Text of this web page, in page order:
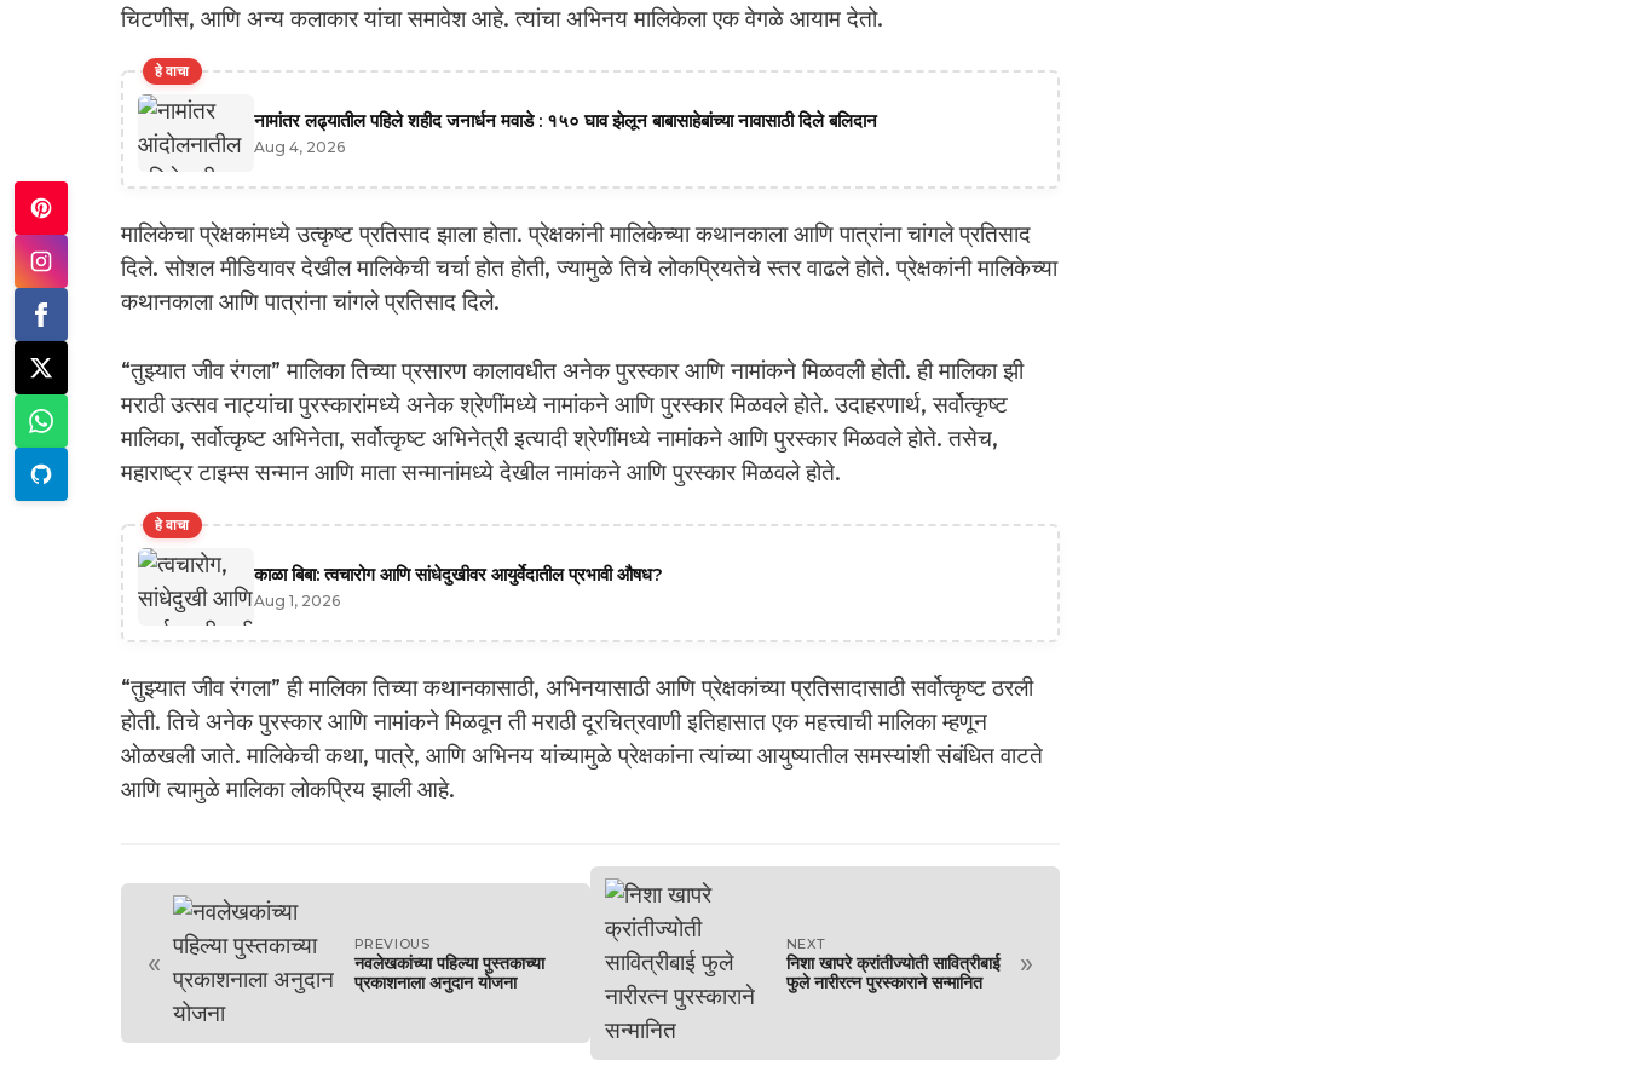
चिटणीस, आणि अन्य कलाकार यांचा समावेश आहे. त्यांचा अभिनय मालिकेला एक वेगळे आयाम देतो.
हे वाचा
नामांतर लढ्यातील पहिले शहीद जनार्धन मवाडे : १५० घाव झेलून बाबासाहेबांच्या नावासाठी दिले बलिदान
Aug 4, 2026
मालिकेचा प्रेक्षकांमध्ये उत्कृष्ट प्रतिसाद झाला होता. प्रेक्षकांनी मालिकेच्या कथानकाला आणि पात्रांना चांगले प्रतिसाद
दिले. सोशल मीडियावर देखील मालिकेची चर्चा होत होती, ज्यामुळे तिचे लोकप्रियतेचे स्तर वाढले होते. प्रेक्षकांनी मालिकेच्या
कथानकाला आणि पात्रांना चांगले प्रतिसाद दिले.
“तुझ्यात जीव रंगला” मालिका तिच्या प्रसारण कालावधीत अनेक पुरस्कार आणि नामांकने मिळवली होती. ही मालिका झी
मराठी उत्सव नाट्यांचा पुरस्कारांमध्ये अनेक श्रेणींमध्ये नामांकने आणि पुरस्कार मिळवले होते. उदाहरणार्थ, सर्वोत्कृष्ट
मालिका, सर्वोत्कृष्ट अभिनेता, सर्वोत्कृष्ट अभिनेत्री इत्यादी श्रेणींमध्ये नामांकने आणि पुरस्कार मिळवले होते. तसेच,
महाराष्ट्र टाइम्स सन्मान आणि माता सन्मानांमध्ये देखील नामांकने आणि पुरस्कार मिळवले होते.
हे वाचा
काळा बिबा: त्वचारोग आणि सांधेदुखीवर आयुर्वेदातील प्रभावी औषध?
Aug 1, 2026
“तुझ्यात जीव रंगला” ही मालिका तिच्या कथानकासाठी, अभिनयासाठी आणि प्रेक्षकांच्या प्रतिसादासाठी सर्वोत्कृष्ट ठरली
होती. तिचे अनेक पुरस्कार आणि नामांकने मिळवून ती मराठी दूरचित्रवाणी इतिहासात एक महत्त्वाची मालिका म्हणून
ओळखली जाते. मालिकेची कथा, पात्रे, आणि अभिनय यांच्यामुळे प्रेक्षकांना त्यांच्या आयुष्यातील समस्यांशी संबंधित वाटते
आणि त्यामुळे मालिका लोकप्रिय झाली आहे.
«
PREVIOUS
नवलेखकांच्या पहिल्या पुस्तकाच्या
प्रकाशनाला अनुदान योजना
NEXT
निशा खापरे क्रांतीज्योती सावित्रीबाई
फुले नारीरत्न पुरस्काराने सन्मानित
»